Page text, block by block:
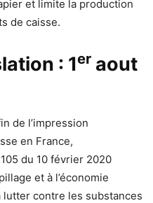
et limite la production
de caisse.
: 1er aout
de l’impression
en France,
du 10 février 2020
et à l’économie
contre les substances